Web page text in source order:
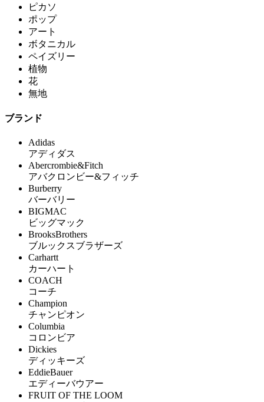
ピカソ
ポップ
アート
ボタニカル
ペイズリー
植物
花
無地
ブランド
Adidas
アディダス
Abercrombie&Fitch
アバクロンビー&フィッチ
Burberry
バーバリー
BIGMAC
ビッグマック
BrooksBrothers
ブルックスブラザーズ
Carhartt
カーハート
COACH
コーチ
Champion
チャンピオン
Columbia
コロンビア
Dickies
ディッキーズ
EddieBauer
エディーバウアー
FRUIT OF THE LOOM